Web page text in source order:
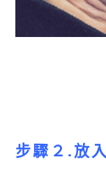
步驟２.放